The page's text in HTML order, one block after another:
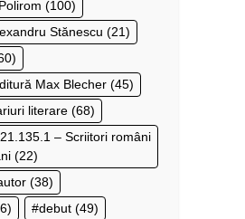
(100)
Stănescu (21)
Max Blecher (45)
literare (68)
– Scriitori români
(22)
(38)
debut (49)